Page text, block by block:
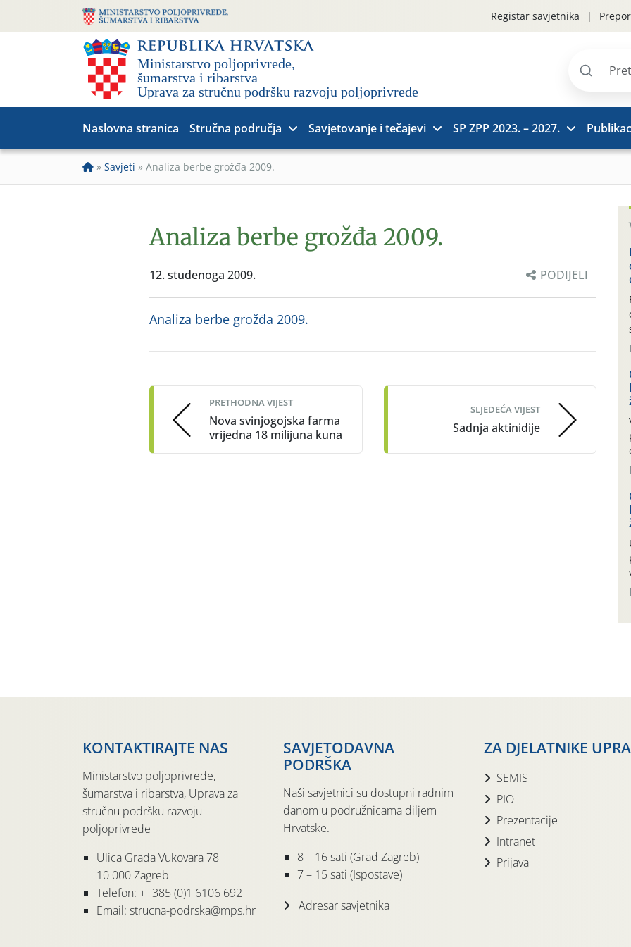
Registar savjetnika
Pretraži
Naslovna stranica Stručna područja Savjetovanje i tečajevi SP ZPP 2023. – 2027.
» Savjeti » Analiza berbe grožđa 2009.
Analiza berbe grožđa 2009.
12. studenoga 2009. PODIJELI
Analiza berbe grožđa 2009.
navigation
PRETHODNA VIJEST
Nova svinjogojska farma
vrijedna 18 milijuna kuna
SLJEDEĆA VIJEST
Sadnja aktinidije
KONTAKTIRAJTE NAS
Ministarstvo poljoprivrede,
šumarstva i ribarstva, Uprava za
stručnu podršku razvoju
poljoprivrede
Ulica Grada Vukovara 78
10 000 Zagreb
Telefon: ++385 (0)1 6106 692
Email: strucna-podrska@mps.hr
SAVJETODAVNA
PODRŠKA
Naši savjetnici su dostupni radnim
danom u podružnicama diljem
Hrvatske.
8 – 16 sati (Grad Zagreb)
7 – 15 sati (Ispostave)
Adresar savjetnika
ZA DJELATNIKE
SEMIS
PIO
Prezentacije
Intranet
Prijava